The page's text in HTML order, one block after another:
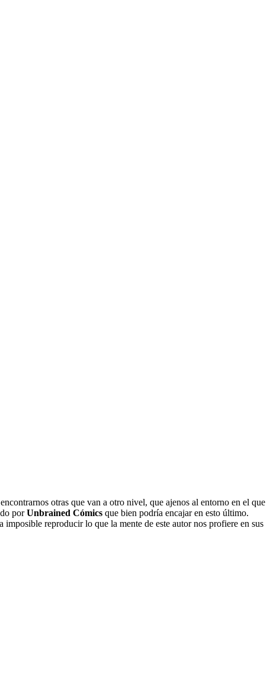
otras que van a otro nivel, que ajenos al entorno en el que
porUnbrained Cómics que bien podría encajar en esto último.
imposible reproducir lo que la mente de este autor nos profiere en sus